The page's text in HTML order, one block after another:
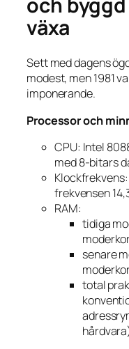
växa
Sett med dagens
modest, men 1981
imponerande.
Processor och
CPU: Intel
med 8-bitars
frekvensen
RAM:
tidiga
senare
total